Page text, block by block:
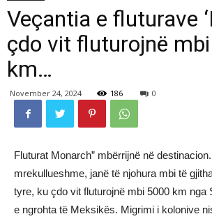
Veçantia e fluturave
çdo vit fluturojnë
km…
November 24, 2024 186 0
Fluturat Monarch” mbërrijnë në
mrekullueshme, janë të njohura mbi të
tyre, ku çdo vit fluturojnë mbi 5000 km nga
e ngrohta të Meksikës. Migrimi i kolonive